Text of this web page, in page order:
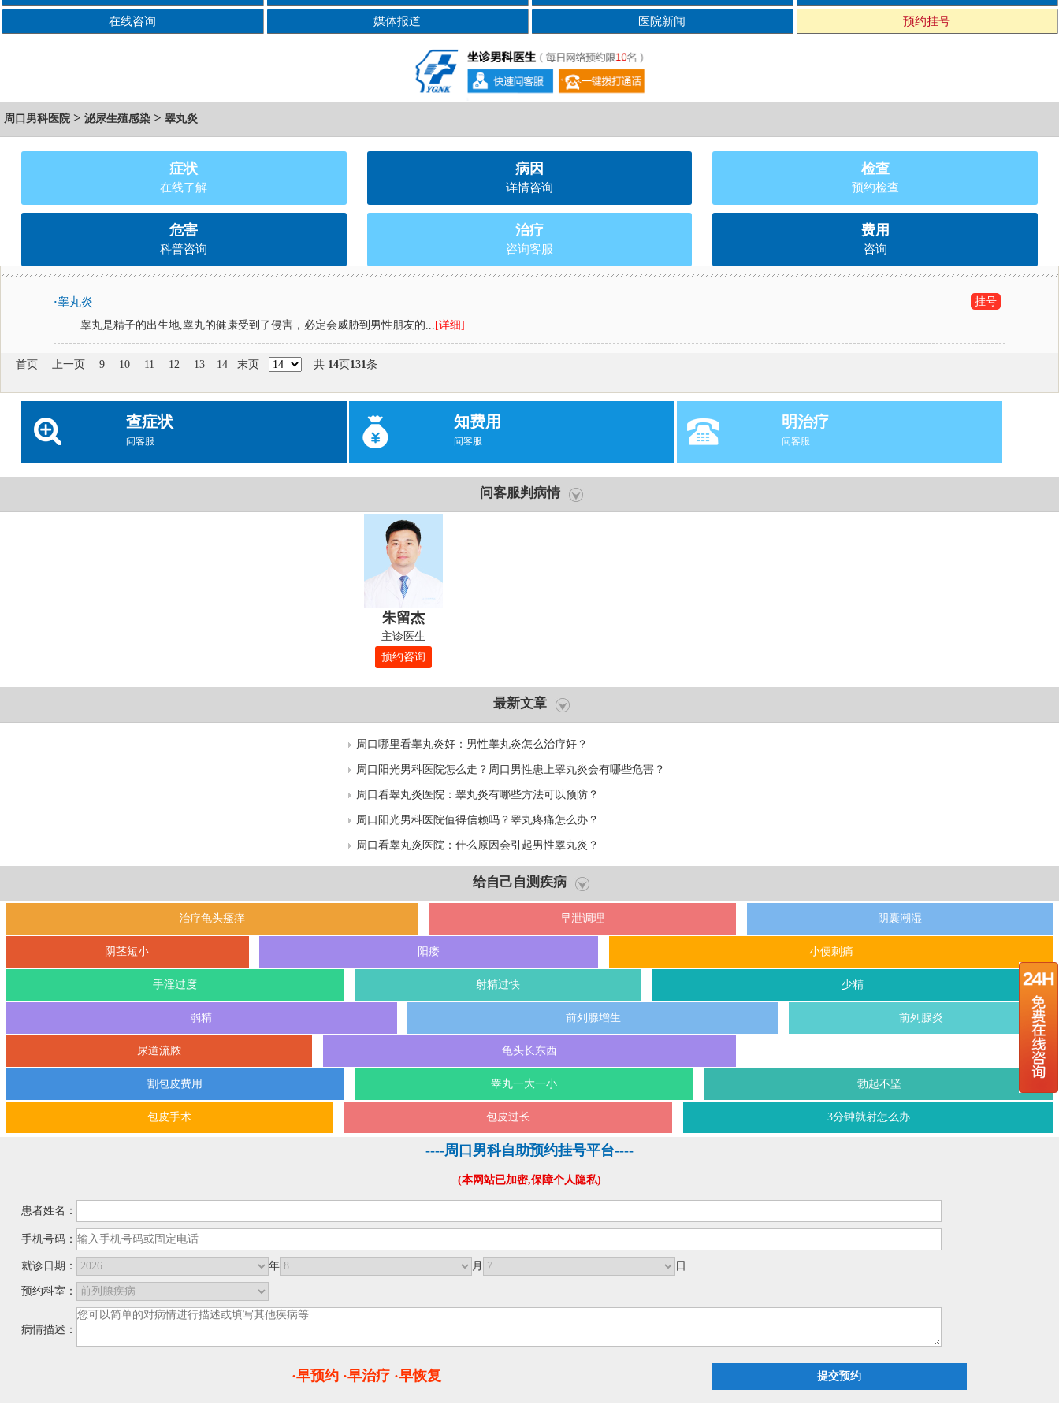
在线咨询 媒体报道 医院新闻 预约挂号
周口男科医院 > 泌尿生殖感染 > 睾丸炎
症状
在线了解
病因
详情咨询
检查
预约检查
危害
科普咨询
治疗
咨询客服
费用
咨询
·睾丸炎
挂号
睾丸是精子的出生地,睾丸的健康受到了侵害，必定会威胁到男性朋友的... [详细]
首页 上一页 9 10 11 12 13 14 末页 共 14页131条
查症状
问客服
知费用
问客服
明治疗
问客服
问客服判病情
朱留杰
主诊医生
预约咨询
最新文章
周口哪里看睾丸炎好：男性睾丸炎怎么治疗好？
周口阳光男科医院怎么走？周口男性患上睾丸炎会有哪些危害？
周口看睾丸炎医院：睾丸炎有哪些方法可以预防？
周口阳光男科医院值得信赖吗？睾丸疼痛怎么办？
周口看睾丸炎医院：什么原因会引起男性睾丸炎？
给自己自测疾病
治疗龟头瘙痒 早泄调理 阴囊潮湿
阴茎短小 阳痿 小便刺痛
手淫过度 射精过快 少精
弱精 前列腺增生 前列腺炎
尿道流脓 龟头长东西
割包皮费用 睾丸一大一小 勃起不坚
包皮手术 包皮过长 3分钟就射怎么办
----周口男科自助预约挂号平台----
(本网站已加密,保障个人隐私)
患者姓名：
手机号码：
就诊日期： 年 月 日
预约科室：
病情描述：
·早预约 ·早治疗 ·早恢复